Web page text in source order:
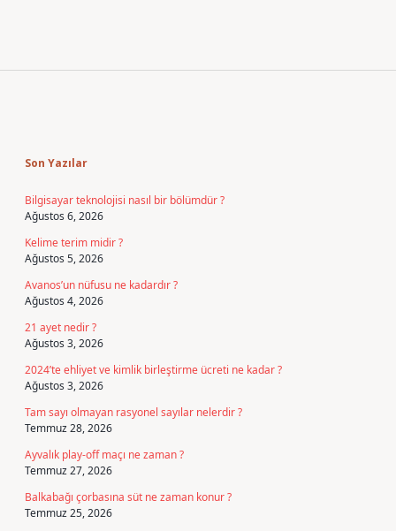
Son Yazılar
Bilgisayar teknolojisi nasıl bir bölümdür ?
Ağustos 6, 2026
Kelime terim midir ?
Ağustos 5, 2026
Avanos’un nüfusu ne kadardır ?
Ağustos 4, 2026
21 ayet nedir ?
Ağustos 3, 2026
2024’te ehliyet ve kimlik birleştirme ücreti ne kadar ?
Ağustos 3, 2026
Tam sayı olmayan rasyonel sayılar nelerdir ?
Temmuz 28, 2026
Ayvalık play-off maçı ne zaman ?
Temmuz 27, 2026
Balkabağı çorbasına süt ne zaman konur ?
Temmuz 25, 2026